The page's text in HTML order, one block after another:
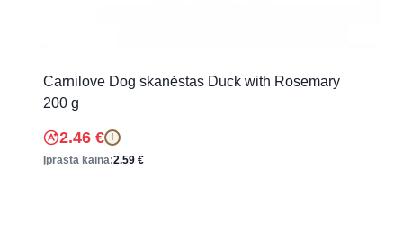
Carnilove Dog skanėstas Duck with Rosemary
200 g
2.46 € !
Įprasta kaina:2.59 €